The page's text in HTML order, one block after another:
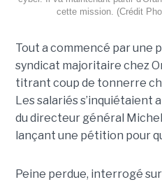
cette mission. (Crédit
Tout a commencé par une
syndicat majoritaire chez
titrant coup de tonnerre
Les salariés s’inquiétaient
du directeur général
lançant une pétition pour
Peine perdue, interrogé